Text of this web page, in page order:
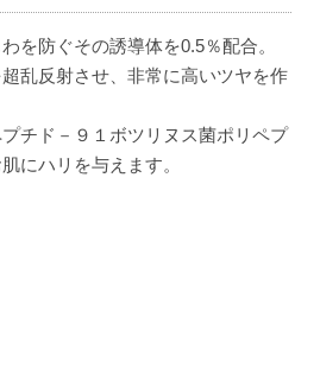
を防ぐその誘導体を0.5％配合。
乱反射させ、非常に高いツヤを作
チド－９１ボツリヌス菌ポリペプ
にハリを与えます。